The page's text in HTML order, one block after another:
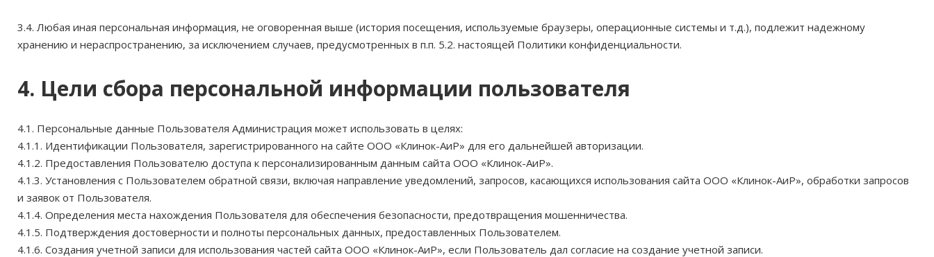
3.4. Любая иная персональная информация, не оговоренная выше (история посещения, используемые браузеры, операционные системы и т.д.), подлежит надежному
хранению и нераспространению, за исключением случаев, предусмотренных в п.п. 5.2. настоящей Политики конфиденциальности.
4. Цели сбора персональной информации пользователя
4.1. Персональные данные Пользователя Администрация может использовать в целях:
4.1.1. Идентификации Пользователя, зарегистрированного на сайте ООО «Клинок-АиР» для его дальнейшей авторизации.
4.1.2. Предоставления Пользователю доступа к персонализированным данным сайта ООО «Клинок-АиР».
4.1.3. Установления с Пользователем обратной связи, включая направление уведомлений, запросов, касающихся использования сайта ООО «Клинок-АиР», обработки запросов
и заявок от Пользователя.
4.1.4. Определения места нахождения Пользователя для обеспечения безопасности, предотвращения мошенничества.
4.1.5. Подтверждения достоверности и полноты персональных данных, предоставленных Пользователем.
4.1.6. Создания учетной записи для использования частей сайта ООО «Клинок-АиР», если Пользователь дал согласие на создание учетной записи.